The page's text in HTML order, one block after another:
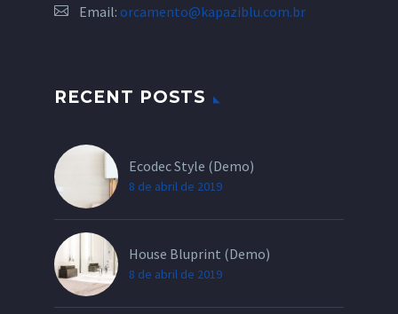
Email: orcamento@kapaziblu.com.br
RECENT POSTS
Ecodec Style (Demo)
8 de abril de 2019
House Bluprint (Demo)
8 de abril de 2019